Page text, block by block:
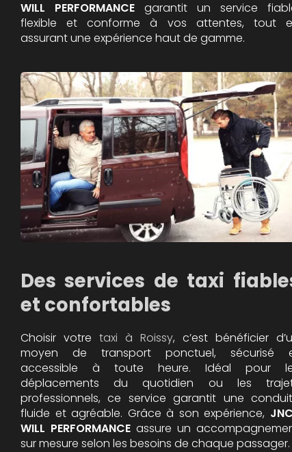
WILL PERFORMANCE garantit un service
flexible et conforme à vos attentes, tout
assurant une expérience haut de gamme.
Des services de taxi
et confortables
Choisir votre taxi à Roissy, c’est bénéficier
moyen de transport ponctuel, sécurisé
accessible à toute heure. Idéal pour
déplacements du quotidien ou les
professionnels, ce service garantit une
fluide et agréable. Grâce à son expérience,
WILL PERFORMANCE assure un
sur mesure selon les besoins de chaque passager.